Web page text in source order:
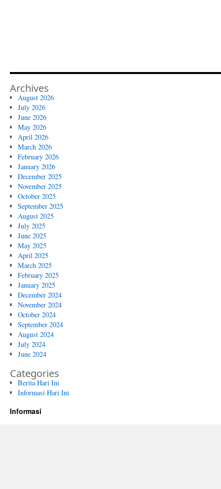
Archives
August 2026
July 2026
June 2026
May 2026
April 2026
March 2026
February 2026
January 2026
December 2025
November 2025
October 2025
September 2025
August 2025
July 2025
June 2025
May 2025
April 2025
March 2025
February 2025
January 2025
December 2024
November 2024
October 2024
September 2024
August 2024
July 2024
June 2024
Categories
Berita Hari Ini
Informasi Hari Ini
Informasi